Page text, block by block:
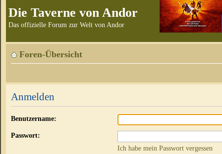
Die Taverne von Andor
Das offizielle Forum zur Welt von Andor
Foren-Übersicht
Anmelden
Benutzername:
Passwort:
Ich habe mein Passwort vergessen